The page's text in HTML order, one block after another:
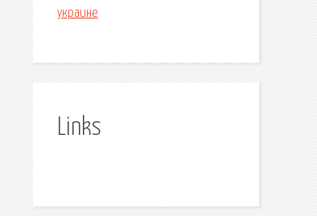
украине
Links